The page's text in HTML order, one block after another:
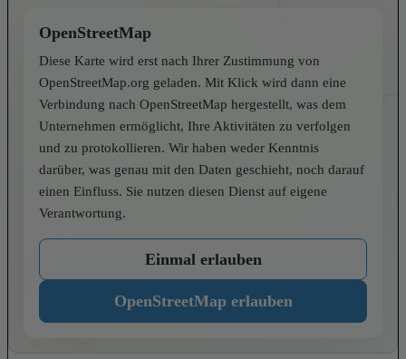
OpenStreetMap
Diese Karte wird erst nach Ihrer Zustimmung von
OpenStreetMap.org geladen. Mit Klick wird dann eine
Verbindung nach OpenStreetMap hergestellt, was dem
Unternehmen ermöglicht, Ihre Aktivitäten zu verfolgen
und zu protokollieren. Wir haben weder Kenntnis
darüber, was genau mit den Daten geschieht, noch darauf
einen Einfluss. Sie nutzen diesen Dienst auf eigene
Verantwortung.
Einmal erlauben
OpenStreetMap erlauben